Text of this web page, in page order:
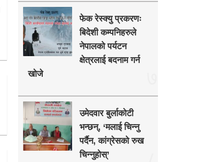
फेक रेस्क्यु प्रकरणः
बिदेशी कम्पनिहरुले
नेपालको पर्यटन
क्षेत्रलाई बदनाम गर्न
खोजे
उमेदवार बुर्लाकोटी
भन्छन्, ‘मलाई चिन्नु
पर्दैन, कांग्रेसको रुख
चिन्नुहोस्’